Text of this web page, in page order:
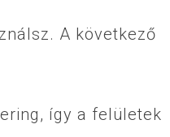
A következő
így a felületek